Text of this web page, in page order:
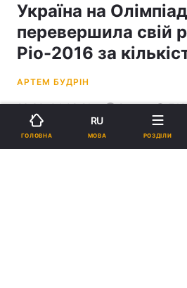
Україна на
перевершила свій
Ріо-2016 за
АРТЕМ БУДРІН
23:30, 04.08.21 2 хв.
Підпишіться на
ГОЛОВНА
RU
МОВА РОЗДІЛИ